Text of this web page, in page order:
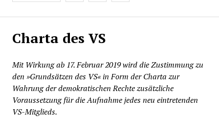
Charta des VS
Mit Wirkung ab 17. Februar 2019 wird die Zustimmung zu
den »Grundsätzen des VS« in Form der Charta zur
Wahrung der demokratischen Rechte zusätzliche
Voraussetzung für die Aufnahme jedes neu eintretenden
VS-Mitglieds.